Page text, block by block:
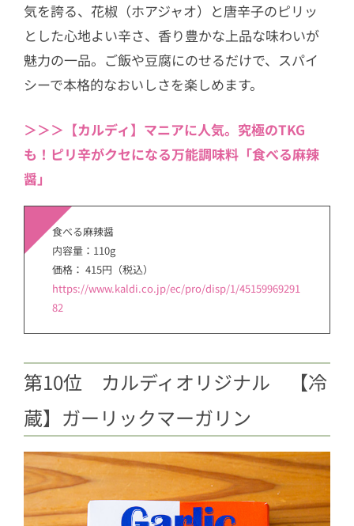
気を誇る、花椒（ホアジャオ）と唐辛子のピリッ
とした心地よい辛さ、香り豊かな上品な味わいが
魅力の一品。ご飯や豆腐にのせるだけで、スパイ
シーで本格的なおいしさを楽しめます。
＞＞＞【カルディ】マニアに人気。究極のTKG
も！ピリ辛がクセになる万能調味料「食べる麻辣
醤」
食べる麻辣醤
内容量：110g
価格： 415円（税込）
https://www.kaldi.co.jp/ec/pro/disp/1/45159969291
82
第10位 カルディオリジナル 【冷
蔵】ガーリックマーガリン